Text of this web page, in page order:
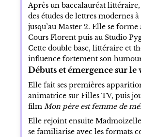
Après un baccalauréat
des études de lettres modernes
jusqu’au Master 2. Elle se forme
Cours Florent puis au Studio
Cette double base, littéraire et
influence fortement son
Débuts et émergence sur le
Elle fait ses premières
animatrice sur Filles TV, puis
film Mon père est femme de
Elle rejoint ensuite
se familiarise avec les formats